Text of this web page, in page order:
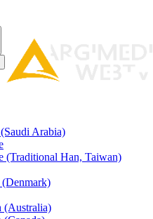
Arabia)
(Traditional Han, Taiwan)
(Australia)